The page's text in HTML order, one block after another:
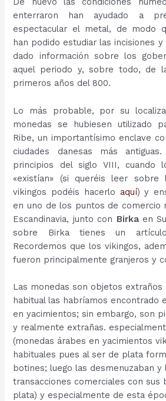
enterraron han ayudado a
espectacular el metal, de modo
han podido estudiar las incisiones
dado información sobre los
aquel periodo y, sobre todo, de
primeros años del 800.
Lo más probable, por su
monedas se hubiesen utilizado
Ribe, un importantísimo enclave
ciudades danesas más
principios del siglo VIII, cuando
«existían» (si queréis leer
vikingos podéis hacerlo aquí) y
en uno de los puntos de comercio
Escandinavia, junto con Birkaen
sobre Birka tienes un
Recordemos que los vikingos,
fueron principalmente granjeros y
Las monedas son objetos extraños
habitual las habríamos encontrado
en yacimientos; sin embargo, son
y realmente extrañas.
(monedas árabes en yacimientos
habituales pues al ser de plata
botines; luego las desmenuzaban y
transacciones comerciales con sus
plata) y especialmente de esta